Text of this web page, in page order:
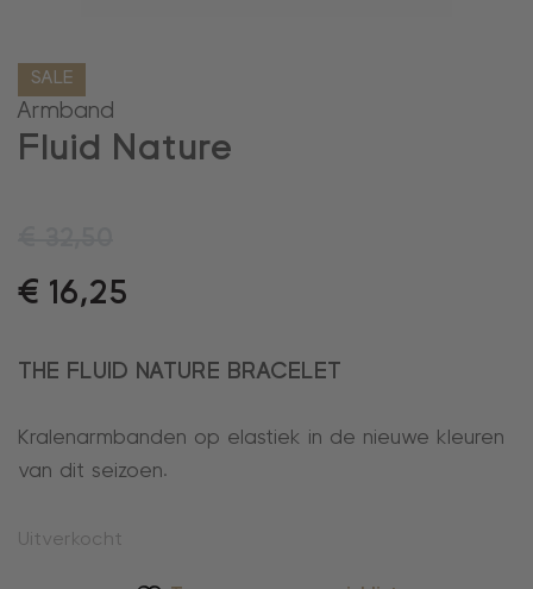
SALE
Armband
Fluid Nature
€ 16,25
THE FLUID NATURE BRACELET
Kralenarmbanden op elastiek in de nieuwe kleuren
van dit seizoen.
Uitverkocht